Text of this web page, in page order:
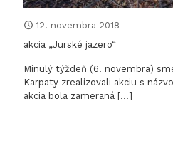
12. novembra 2018
akcia „Jurské jazero“
Minulý týždeň (6. novembra)
Karpaty zrealizovali akciu s
akcia bola zameraná […]